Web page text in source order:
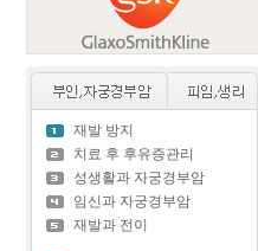
재발 방지
치료 후 후유증관리
성생활과 자궁경부암
임신과 자궁경부암
재발과 전이